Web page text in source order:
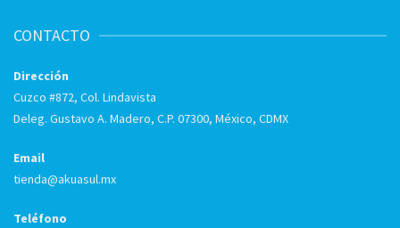
CONTACTO
Dirección
Cuzco #872, Col. Lindavista
Deleg. Gustavo A. Madero, C.P. 07300, México, CDMX
Email
tienda@akuasul.mx
Teléfono